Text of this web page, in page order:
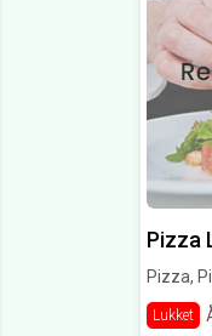
Pizza
Pizza,
Lukket